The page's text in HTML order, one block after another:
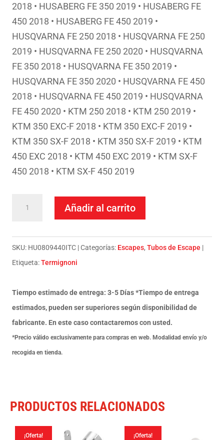
2018 • HUSABERG FE 350 2019 • HUSABERG FE
450 2018 • HUSABERG FE 450 2019 •
HUSQVARNA FE 250 2018 • HUSQVARNA FE 250
2019 • HUSQVARNA FE 250 2020 • HUSQVARNA
FE 350 2018 • HUSQVARNA FE 350 2019 •
HUSQVARNA FE 350 2020 • HUSQVARNA FE 450
2018 • HUSQVARNA FE 450 2019 • HUSQVARNA
FE 450 2020 • KTM 250 2018 • KTM 250 2019 •
KTM 350 EXC-F 2018 • KTM 350 EXC-F 2019 •
KTM 350 SX-F 2018 • KTM 350 SX-F 2019 • KTM
450 EXC 2018 • KTM 450 EXC 2019 • KTM SX-F
450 2018 • KTM SX-F 450 2019
KTM
250/350/450
Husqvarna
FE
250/350/450
2018-
19
Añadir al carrito
SKU: HU0809440ITC Categorías: Escapes,Tubos de Escape
Etiqueta:Termignoni
Tiempo estimado de entrega: 3-5 Días *Tiempo de entrega
estimados, pueden ser superiores según disponibilidad de
fabricante. En este caso contactaremos con usted.
*Precio válido exclusivamente para compras en web. Modalidad envío y/o
recogida en tienda.
PRODUCTOS RELACIONADOS
¡Oferta! ¡Oferta!